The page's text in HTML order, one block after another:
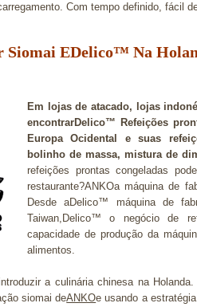
Com tempo definido, fácil
Siomai EDelico™ Na
Em lojas de atacado, lojas
encontrarDelico™ Refeições
Europa Ocidental e suas
bolinho de massa, mistura de
refeições prontas congeladas
restaurante?ANKOa máquina de
Desde aDelico™ máquina de
Taiwan,Delico™ o negócio de
capacidade de produção da
alimentos.
a culinária chinesa na Holanda.
siomai deANKOe usando a